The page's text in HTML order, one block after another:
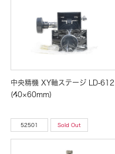
中央精機 XY軸ステージ LD-612
(40×60mm)
52501 Sold Out